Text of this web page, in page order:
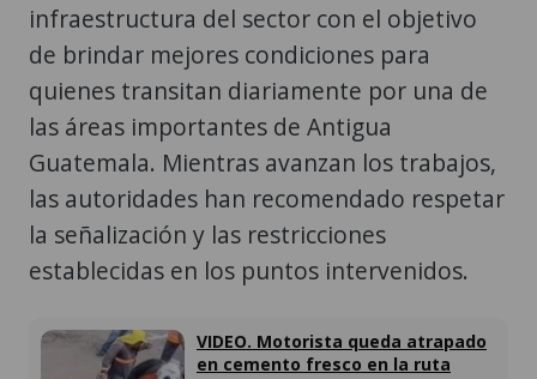
infraestructura del sector con el objetivo
de brindar mejores condiciones para
quienes transitan diariamente por una de
las áreas importantes de Antigua
Guatemala. Mientras avanzan los trabajos,
las autoridades han recomendado respetar
la señalización y las restricciones
establecidas en los puntos intervenidos.
VIDEO. Motorista queda atrapado
en cemento fresco en la ruta